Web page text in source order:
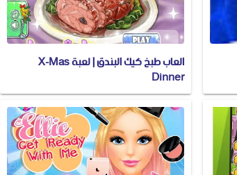
العاب طبخ كيك البندق | لعبة X-Mas
Dinner